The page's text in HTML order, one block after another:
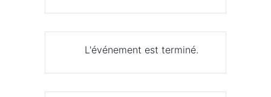
L'événement est terminé.